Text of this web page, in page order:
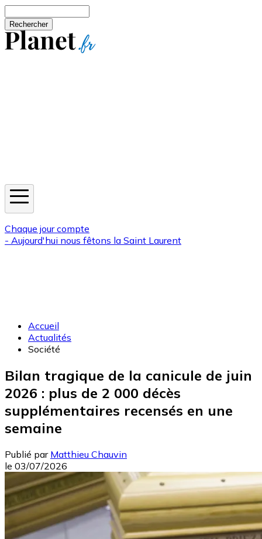
Chaque jour compte
- Aujourd'hui nous fêtons la Saint Laurent
Accueil
Actualités
Société
Bilan tragique de la canicule de juin
2026 : plus de 2 000 décès
supplémentaires recensés en une
semaine
Publié par Matthieu Chauvin
le 03/07/2026